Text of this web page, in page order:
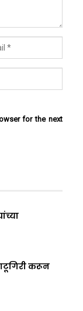
for the next
करून